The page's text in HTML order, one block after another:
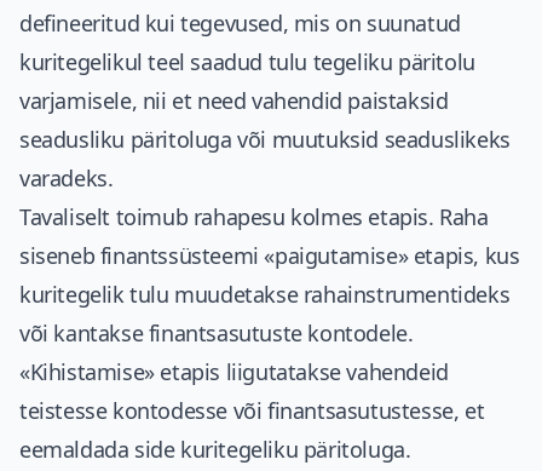
defineeritud kui tegevused, mis on suunatud
kuritegelikul teel saadud tulu tegeliku päritolu
varjamisele, nii et need vahendid paistaksid
seadusliku päritoluga või muutuksid seaduslikeks
varadeks.
Tavaliselt toimub rahapesu kolmes etapis. Raha
siseneb finantssüsteemi «paigutamise» etapis, kus
kuritegelik tulu muudetakse rahainstrumentideks
või kantakse finantsasutuste kontodele.
«Kihistamise» etapis liigutatakse vahendeid
teistesse kontodesse või finantsasutustesse, et
eemaldada side kuritegeliku päritoluga.